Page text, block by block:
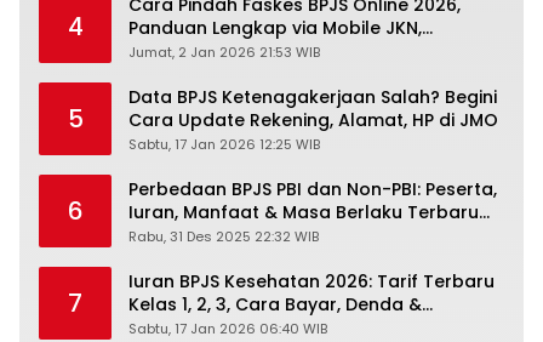
4
Cara Pindah Faskes BPJS Online 2026,
Panduan Lengkap via Mobile JKN,
PANDAWA & Offiline Kantor Cabang
Jumat, 2 Jan 2026 21:53 WIB
5
Data BPJS Ketenagakerjaan Salah? Begini
Cara Update Rekening, Alamat, HP di JMO
Sabtu, 17 Jan 2026 12:25 WIB
6
Perbedaan BPJS PBI dan Non-PBI: Peserta,
Iuran, Manfaat & Masa Berlaku Terbaru
2026
Rabu, 31 Des 2025 22:32 WIB
7
Iuran BPJS Kesehatan 2026: Tarif Terbaru
Kelas 1, 2, 3, Cara Bayar, Denda &
Panduan Lengkap Peserta JKN-KIS
Sabtu, 17 Jan 2026 06:40 WIB